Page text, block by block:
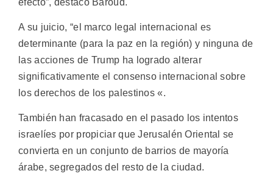
A su juicio, “el marco legal internacional es
determinante (para la paz en la región) y ninguna de
las acciones de Trump ha logrado alterar
significativamente el consenso internacional sobre
los derechos de los palestinos «.
También han fracasado en el pasado los intentos
israelíes por propiciar que Jerusalén Oriental se
convierta en un conjunto de barrios de mayoría
árabe, segregados del resto de la ciudad.